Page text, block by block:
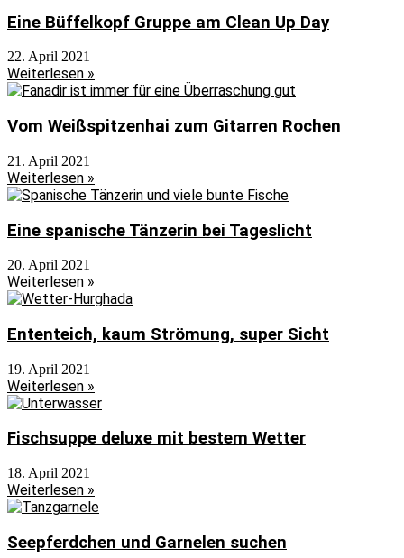
Eine Büffelkopf Gruppe am Clean Up Day
22. April 2021
Weiterlesen »
Vom Weißspitzenhai zum Gitarren Rochen
21. April 2021
Weiterlesen »
Eine spanische Tänzerin bei Tageslicht
20. April 2021
Weiterlesen »
Ententeich, kaum Strömung, super Sicht
19. April 2021
Weiterlesen »
Fischsuppe deluxe mit bestem Wetter
18. April 2021
Weiterlesen »
Seepferdchen und Garnelen suchen